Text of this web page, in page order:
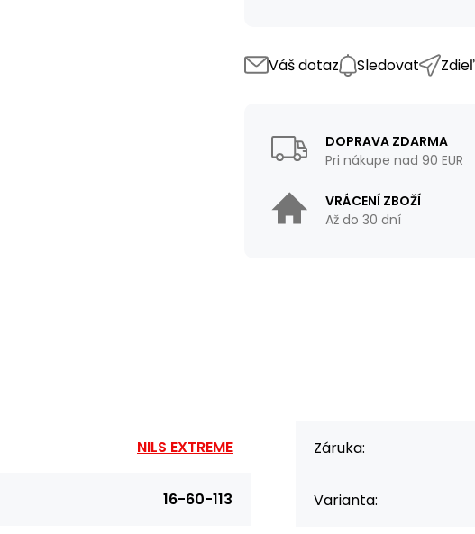
Váš dotaz Sledovat
DOPRAVA ZDARMA
Pri nákupe nad 90 EUR
VRÁCENÍ ZBOŽÍ
Až do 30 dní
NILS EXTREME
16-60-113
Záruka:
Varianta: